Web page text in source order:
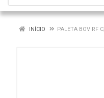
INÍCIO PALETA BOV RF